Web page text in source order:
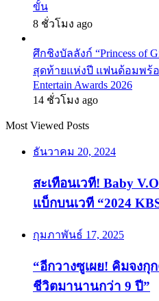
ขั้น
8 ชั่วโมง ago
ศึกชิงบัลลังก์ “Princess of
สุดท้ายแห่งปี แฟนด้อมพร้
Entertain Awards 2026
14 ชั่วโมง ago
Most Viewed Posts
ธันวาคม 20, 2024
สะเทือนเวที! Baby
แบ็กบนเวที “2024
กุมภาพันธ์ 17, 2025
“อีกวางซูเผย! คิมจงกุ
ชีวิตมานานกว่า 9 ปี”